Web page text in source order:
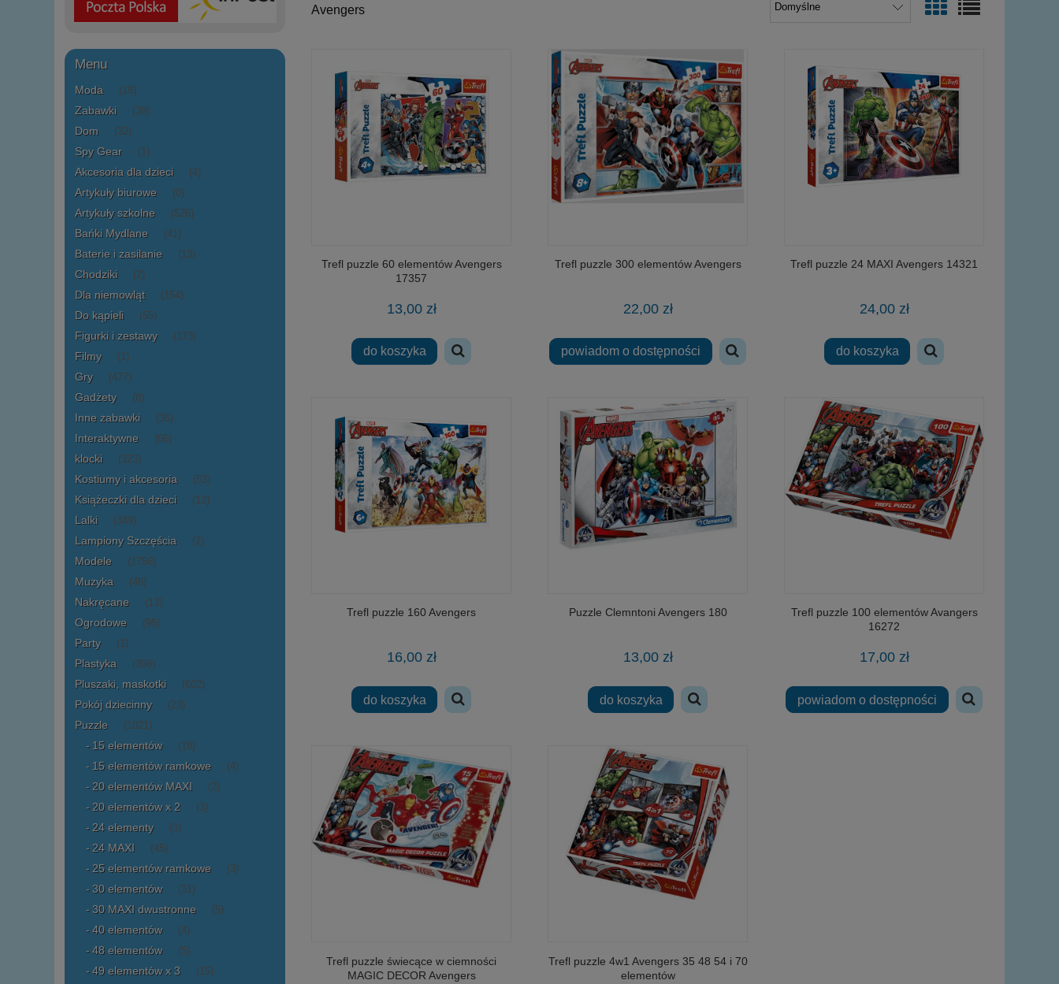
Menu
Moda (15)
Zabawki (39)
Dom (32)
Spy Gear (1)
Akcesoria dla dzieci (4)
Artykuły biurowe (0)
Artykuły szkolne (526)
Bańki Mydlane (41)
Baterie i zasilanie (13)
Chodziki (2)
Dla niemowląt (154)
Do kąpieli (55)
Figurki i zestawy (173)
Filmy (1)
Gry (477)
Gadżety (8)
Inne zabawki (36)
Interaktywne (66)
klocki (323)
Kostiumy i akcesoria (53)
Książeczki dla dzieci (13)
Lalki (349)
Lampiony Szczęścia (2)
Modele (1756)
Muzyka (46)
Nakręcane (13)
Ogrodowe (95)
Party (1)
Plastyka (398)
Pluszaki, maskotki (602)
Pokój dziecinny (23)
Puzzle (1021)
15 elementów (18)
15 elementów ramkowe (4)
20 elementów MAXI (2)
20 elementów x 2 (3)
24 elementy (3)
24 MAXI (45)
25 elementów ramkowe (3)
30 elementów (31)
30 MAXI dwustronne (5)
40 elementów (4)
48 elementów (5)
49 elementów x 3 (15)
Avengers
Trefl puzzle 60 elementów Avengers
17357
13,00 zł
do koszyka
Trefl puzzle 300 elementów Avengers
22,00 zł
powiadom o dostępności
Trefl puzzle 24 MAXI Avengers 14321
24,00 zł
do koszyka
Trefl puzzle 160 Avengers
16,00 zł
do koszyka
Puzzle Clemntoni Avengers 180
13,00 zł
do koszyka
Trefl puzzle 100 elementów Avangers
16272
17,00 zł
powiadom o dostępności
Trefl puzzle świecące w ciemności
MAGIC DECOR Avengers
Trefl puzzle 4w1 Avengers 35 48 54 i 70
elementów